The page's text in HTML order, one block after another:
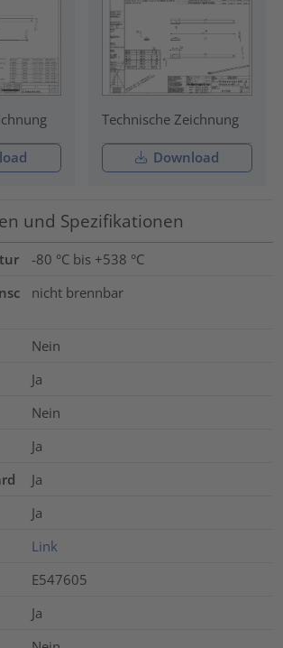
Technische Zeichnung
Download
und Spezifikationen
-80 °C bis +538 °C
nicht brennbar
Nein
Ja
Nein
Ja
Ja
Ja
Link
E547605
Ja